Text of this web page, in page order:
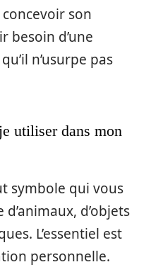
son
besoin d’une
n’usurpe pas
utiliser dans mon
symbole qui vous
d’animaux, d’objets
L’essentiel est
personnelle.